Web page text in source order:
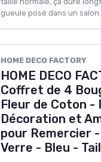
gueule posé dans un salon.
HOME DECO FACTORY
HOME DECO
Coffret de 4
Fleur de Coton -
Décoration et
pour Remercier
Verre - Bleu -